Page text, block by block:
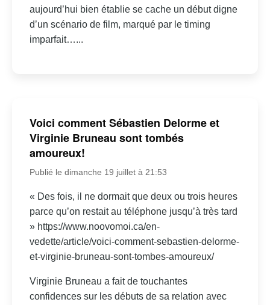
aujourd’hui bien établie se cache un début digne
d’un scénario de film, marqué par le timing
imparfait…...
Voici comment Sébastien Delorme et
Virginie Bruneau sont tombés
amoureux!
Publié le dimanche 19 juillet à 21:53
« Des fois, il ne dormait que deux ou trois heures
parce qu’on restait au téléphone jusqu’à très tard
» https://www.noovomoi.ca/en-
vedette/article/voici-comment-sebastien-delorme-
et-virginie-bruneau-sont-tombes-amoureux/
Virginie Bruneau a fait de touchantes
confidences sur les débuts de sa relation avec